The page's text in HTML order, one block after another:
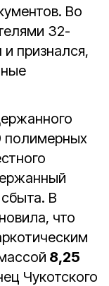
Во
32-
признался,
полимерных
В
что
8,25
Чукотского